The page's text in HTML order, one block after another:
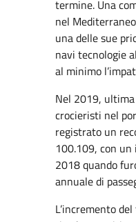
termine. Una
nel
una delle sue
navi tecnologie
al minimo
Nel 2019,
crocieristi nel
registrato un
100.109, con un
2018 quando
annuale di
L’incremento